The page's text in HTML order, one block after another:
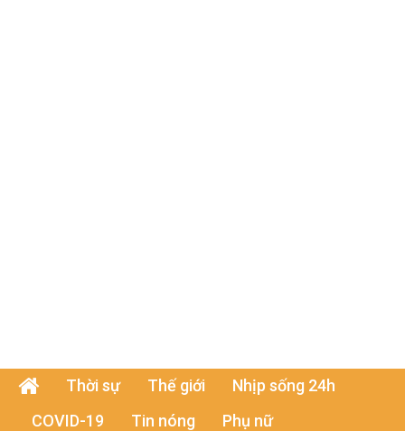
Thời sự Thế giới
Nhịp sống 24h
COVID-19
Tin nóng Phụ nữ